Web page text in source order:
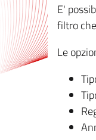
E'
filtro
Le